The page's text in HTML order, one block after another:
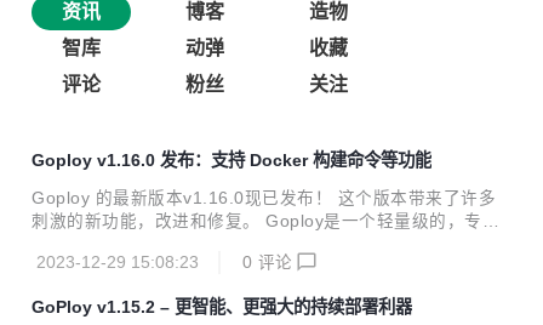
资讯 博客
造物
智库
动弹
收藏
评论
粉丝 关注
Goploy v1.16.0 发布：支持 Docker 构建命令等功能
Goploy 的最新版本v1.16.0现已发布！ 这个版本带来了许多
刺激的新功能，改进和修复。 Goploy是一个轻量级的，专为
单易用，让开发人员能够快速、轻松地部署他们的应用程序。
新增功能：支持查看各阶段构建时长 2. 新增功能：支持docke
2023-12-29 15:08:23 0 评论
GoPloy v1.15.2 – 更智能、更强大的持续部署利器